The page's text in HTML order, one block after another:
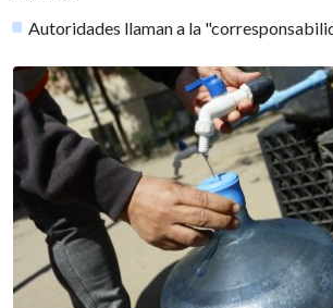
Autoridades llaman a la